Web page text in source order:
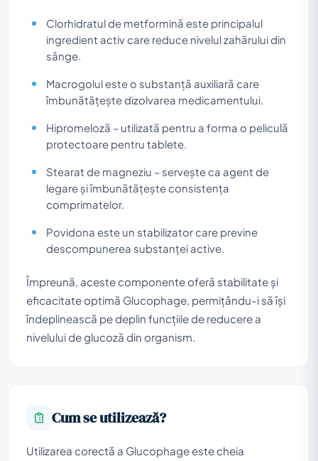
Clorhidratul de metformină este principalul
ingredient activ care reduce nivelul zahărului din
sânge.
Macrogolul este o substanță auxiliară care
îmbunătățește dizolvarea medicamentului.
Hipromeloză – utilizată pentru a forma o peliculă
protectoare pentru tablete.
Stearat de magneziu – servește ca agent de
legare și îmbunătățește consistența
comprimatelor.
Povidona este un stabilizator care previne
descompunerea substanței active.
Împreună, aceste componente oferă stabilitate și
eficacitate optimă Glucophage, permițându-i să își
îndeplinească pe deplin funcțiile de reducere a
nivelului de glucoză din organism.
Cum se utilizează?
Utilizarea corectă a Glucophage este cheia